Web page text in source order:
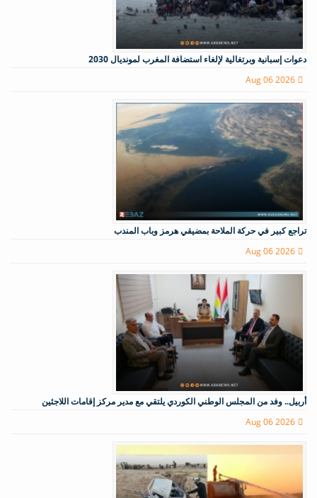
دعوات إسبانية وبرتغالية لإلغاء استضافة المغرب لمونديال 2030
Aug 06 2026
تراجع كبير في حركة الملاحة بمضيقي هرمز وباب المندب
Aug 06 2026
أربيل.. وفد من المجلس الوطني الكوردي يلتقي مع مدير مركز إقامات اللاجئين
Aug 06 2026